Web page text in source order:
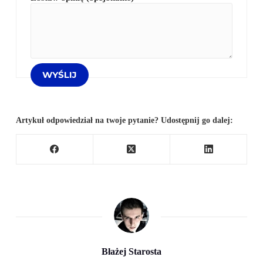
Artykuł odpowiedział na twoje pytanie? Udostępnij go dalej:
Błażej Starosta